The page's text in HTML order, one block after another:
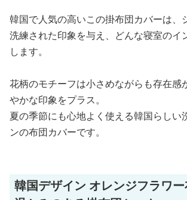
韓国で人気の高いこの掛布団カバーは、
洗練された印象を与え、どんな寝室のイ
します。
花柄のモチーフは小さめながらも存在感
やかな印象をプラス。
夏の季節にも心地よく使える韓国らしい
ンの布団カバーです。
韓国デザイン オレンジフラワ